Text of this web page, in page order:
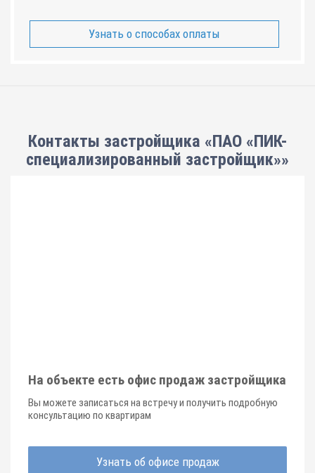
Узнать о способах оплаты
Контакты застройщика «ПАО «ПИК-
специализированный застройщик»»
На объекте есть офис продаж застройщика
Вы можете записаться на встречу и получить подробную
консультацию по квартирам
Узнать об офисе продаж